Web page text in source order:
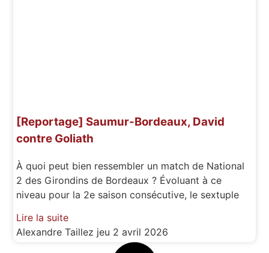
[Reportage] Saumur-Bordeaux, David
contre Goliath
À quoi peut bien ressembler un match de National
2 des Girondins de Bordeaux ? Évoluant à ce
niveau pour la 2e saison consécutive, le sextuple
Lire la suite
Alexandre Taillez jeu 2 avril 2026